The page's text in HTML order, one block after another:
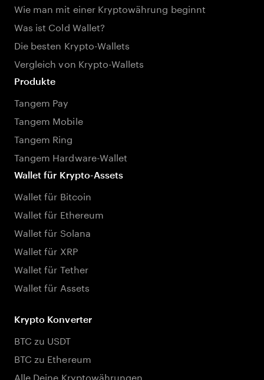
Wie man mit einer Kryptowährung beginnt
Was ist Cold Wallet?
Die besten Krypto-Wallets
Vergleich von Krypto-Wallets
Produkte
Tangem Pay
Tangem Mobile
Tangem Ring
Tangem Hardware-Wallet
Wallet für Krypto-Assets
Wallet für Bitcoin
Wallet für Ethereum
Wallet für Solana
Wallet für XRP
Wallet für Tether
Wallet für Assets
Krypto Konverter
BTC zu USDT
BTC zu Ethereum
Alle Deine Kryptowährungen